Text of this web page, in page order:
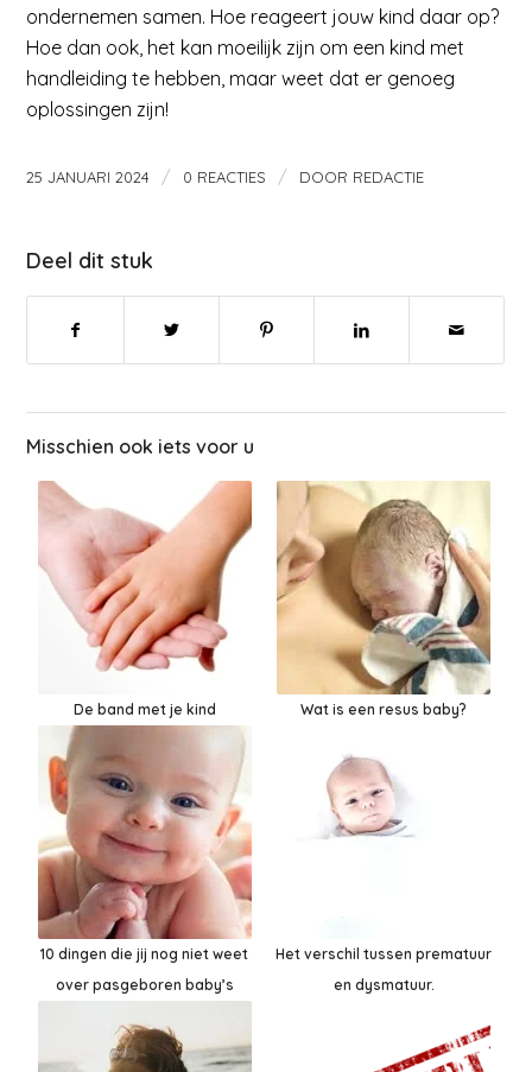
ondernemen samen. Hoe reageert jouw kind daar op?
Hoe dan ook, het kan moeilijk zijn om een kind met
handleiding te hebben, maar weet dat er genoeg
oplossingen zijn!
25 JANUARI 2024 / 0 REACTIES / DOOR REDACTIE
Deel dit stuk
Misschien ook iets voor u
De band met je kind Wat is een resus baby?
10 dingen die jij nog niet weet
over pasgeboren baby’s
Het verschil tussen prematuur
en dysmatuur.